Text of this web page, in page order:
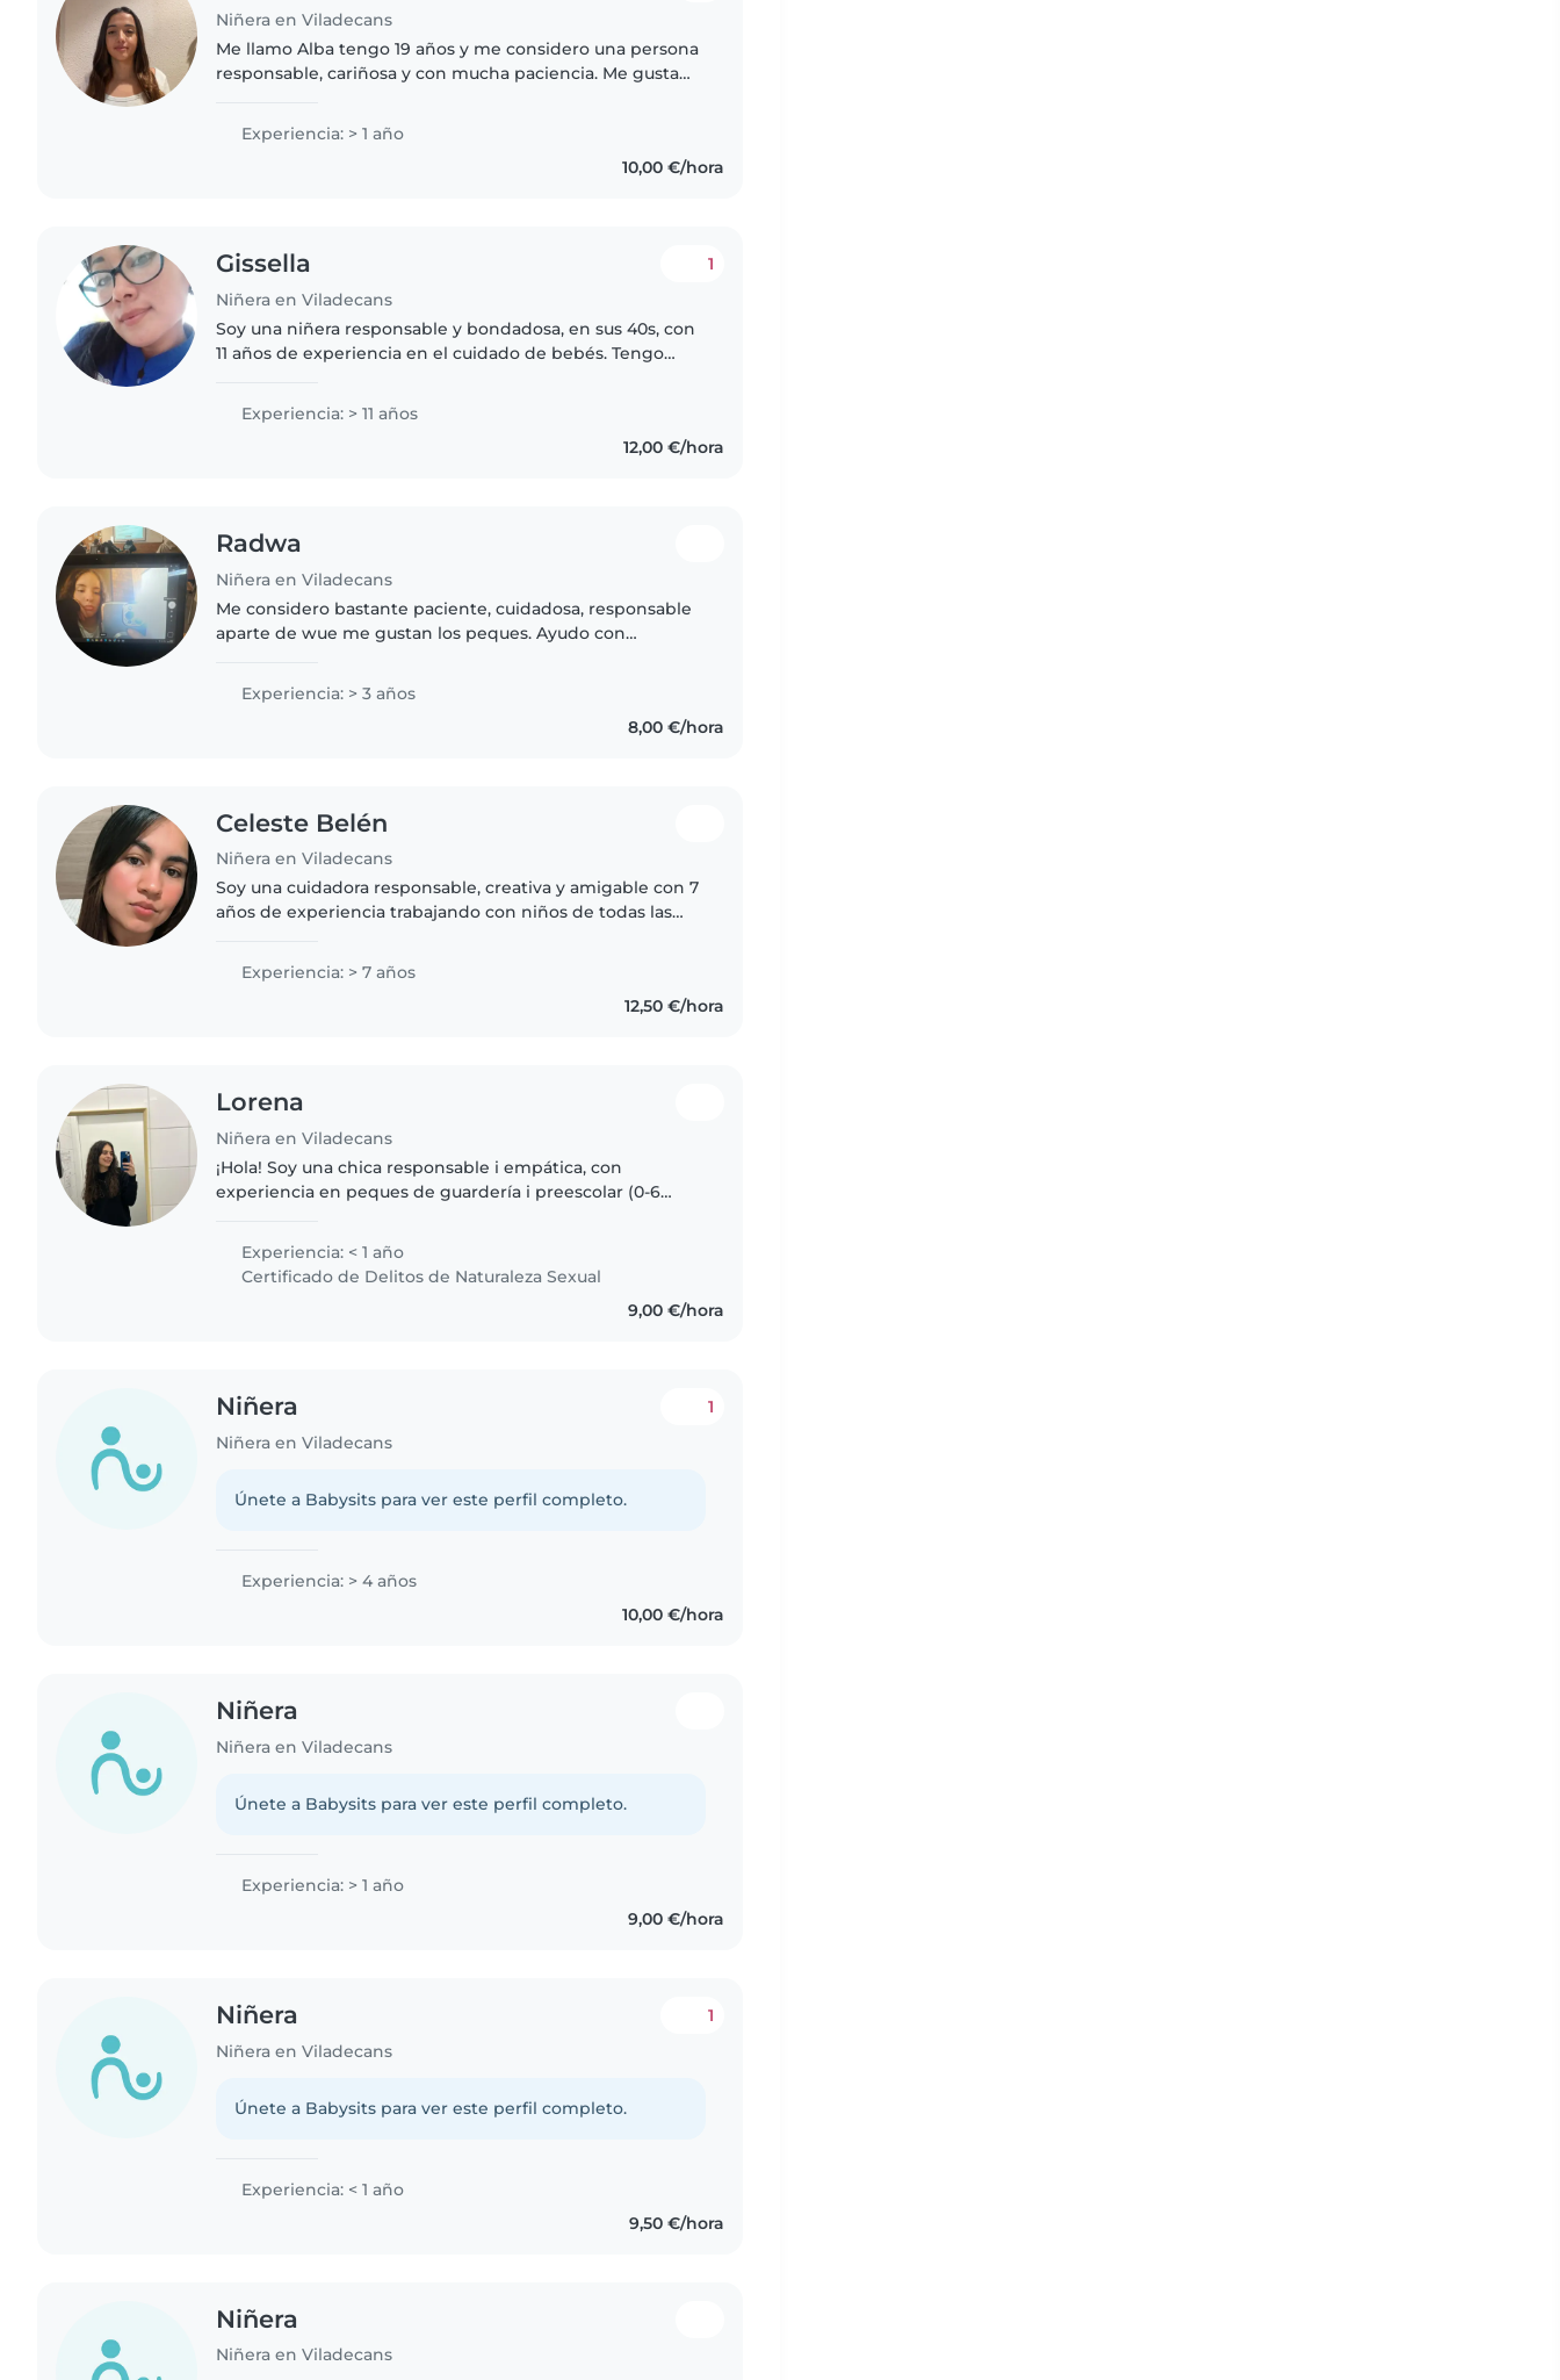
Niñera en Viladecans
Me llamo Alba tengo 19 años y me considero una persona
responsable, cariñosa y con mucha paciencia. Me gusta
para ellos. Soy..
Experiencia: > 1 año
10,00 €/hora
Gissella
Niñera en Viladecans
1
Soy una niñera responsable y bondadosa, en sus 40s, con
11 años de experiencia en el cuidado de bebés. Tengo
específicamente con autismo...
Experiencia: > 11 años
12,00 €/hora
Radwa
Niñera en Viladecans
Me considero bastante paciente, cuidadosa, responsable
aparte de wue me gustan los peques. Ayudo con
Experiencia: > 3 años
8,00 €/hora
Celeste Belén
Niñera en Viladecans
Soy una cuidadora responsable, creativa y amigable con 7
años de experiencia trabajando con niños de todas las
una licenciatura..
Experiencia: > 7 años
12,50 €/hora
Lorena
Niñera en Viladecans
¡Hola! Soy una chica responsable i empática, con
experiencia en peques de guardería i preescolar (0-6
siempre, sé tratar..
Experiencia: < 1 año
Certificado de Delitos de Naturaleza Sexual
9,00 €/hora
Niñera
Niñera en Viladecans
1
Únete a Babysits para ver este perfil completo.
Experiencia: > 4 años
10,00 €/hora
Niñera
Niñera en Viladecans
Únete a Babysits para ver este perfil completo.
Experiencia: > 1 año
9,00 €/hora
Niñera
Niñera en Viladecans
1
Únete a Babysits para ver este perfil completo.
Experiencia: < 1 año
9,50 €/hora
Niñera
Niñera en Viladecans